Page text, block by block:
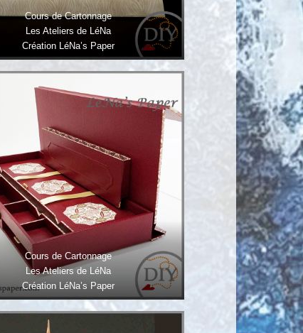
Cours de Cartonnage
Les Ateliers de LéNa
Création LéNa’s Paper
Cours de Cartonnage
Les Ateliers de LéNa
Création LéNa’s Paper